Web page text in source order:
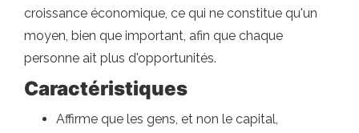
croissance économique, ce qui ne constitue qu'un
moyen, bien que important, afin que chaque
personne ait plus d'opportunités.
Caractéristiques
Affirme que les gens, et non le capital,